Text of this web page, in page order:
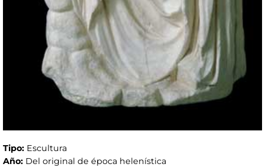
Tipo: Escultura
Año: Del original de época helenística